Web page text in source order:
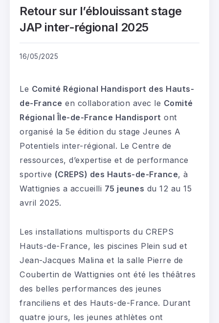
Retour sur l’éblouissant stage
JAP inter-régional 2025
16/05/2025
Le Comité Régional Handisport des Hauts-
de-France en collaboration avec le Comité
Régional Île-de-France Handisport ont
organisé la 5e édition du stage Jeunes A
Potentiels inter-régional. Le Centre de
ressources, d’expertise et de performance
sportive (CREPS) des Hauts-de-France, à
Wattignies a accueilli 75 jeunes du 12 au 15
avril 2025.
Les installations multisports du CREPS
Hauts-de-France, les piscines Plein sud et
Jean-Jacques Malina et la salle Pierre de
Coubertin de Wattignies ont été les théâtres
des belles performances des jeunes
franciliens et des Hauts-de-France. Durant
quatre jours, les jeunes athlètes ont